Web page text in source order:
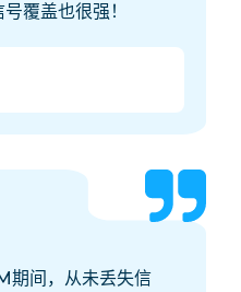
覆盖也很强！
期间，从未丢失信